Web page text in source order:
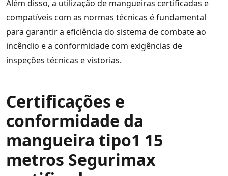
Além disso, a utilização de mangueiras certificadas e
compatíveis com as normas técnicas é fundamental
para garantir a eficiência do sistema de combate ao
incêndio e a conformidade com exigências de
inspeções técnicas e vistorias.
Certificações e
conformidade da
mangueira tipo1 15
metros Segurimax